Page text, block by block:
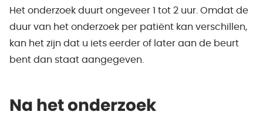
Het onderzoek duurt ongeveer 1 tot 2 uur. Omdat de
duur van het onderzoek per patiënt kan verschillen,
kan het zijn dat u iets eerder of later aan de beurt
bent dan staat aangegeven.
Na het onderzoek